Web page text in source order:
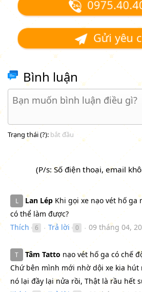
Gửi yêu
Bình luận
Trạng thái (?): bắt đầu
(P/s: Số điện thoại, email
L Lan Lép Khi gọi xe nạo vét hố ga
có thể làm được?
Thích
6 ● Trả lời 0 ● 09 tháng 04,
T Tâm Tatto nạo vét hố ga có chế
Chứ bên mình mới nhờ dội xe kia
nó lại đầy lại nửa rồi, Thật là rầu hết